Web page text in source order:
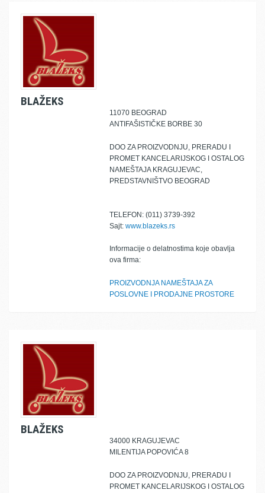
BLAŽEKS
11070 BEOGRAD
ANTIFAŠISTIČKE BORBE 30
DOO ZA PROIZVODNJU, PRERADU I
PROMET KANCELARIJSKOG I OSTALOG
NAMEŠTAJA KRAGUJEVAC,
PREDSTAVNIŠTVO BEOGRAD
TELEFON: (011) 3739-392
Sajt: www.blazeks.rs
Informacije o delatnostima koje obavlja
ova firma:
PROIZVODNJA NAMEŠTAJA ZA
POSLOVNE I PRODAJNE PROSTORE
BLAŽEKS
34000 KRAGUJEVAC
MILENTIJA POPOVIĆA 8
DOO ZA PROIZVODNJU, PRERADU I
PROMET KANCELARIJSKOG I OSTALOG